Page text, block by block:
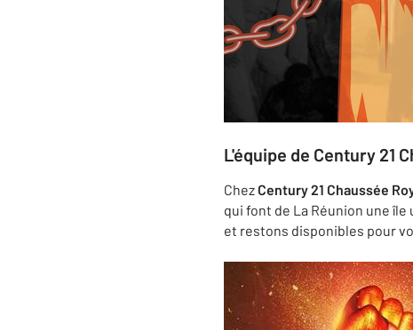
L'équipe de Century 21
ChezCentury 21 Chaussée
qui font de La Réunion une
et restons disponibles pour